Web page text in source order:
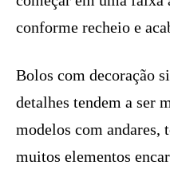
conforme recheio e
Bolos com decoração
detalhes tendem a ser
modelos com andares,
muitos elementos